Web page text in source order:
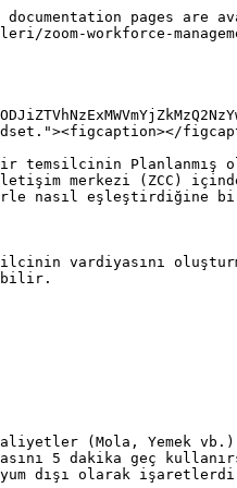
pages are
workforce-
temsilcinin
merkezi (ZCC)
nasıl eşleştirdiğine
vardiyasını
(Mola, Yemek vb.)
5 dakika geç
dışı olarak